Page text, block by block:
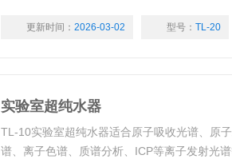
水需求； 6、开机自动清洗，手动随机清洗、
更新时间： 2026-03-02 型号： TL-20
实验室超纯水器
TL-10实验室超纯水器适合原子吸收光谱、原
谱、离子色谱、质谱分析、ICP等离子发射光